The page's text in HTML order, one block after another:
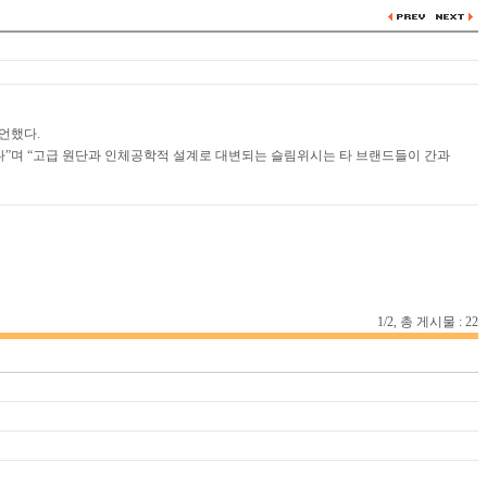
했다.
“고급 원단과 인체공학적 설계로 대변되는 슬림위시는 타 브랜드들이 간과
1/2, 총 게시물 : 22